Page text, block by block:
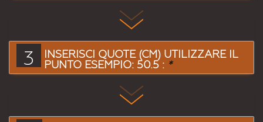
3
INSERISCI QUOTE (CM) UTILIZZARE IL
PUNTO ESEMPIO: 50.5 : *